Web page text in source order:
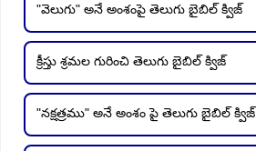
"వెలుగు" అనే అంశంపై తెలుగు బైబిల్ క్విజ్
క్రీస్తు శ్రమల గురించి తెలుగు బైబిల్ క్విజ్
"నక్షత్రము" అనే అంశం పై తెలుగు బైబిల్ క్విజ్